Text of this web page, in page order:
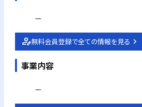
－
無料会員登録で全ての情報を見る
事業内容
－